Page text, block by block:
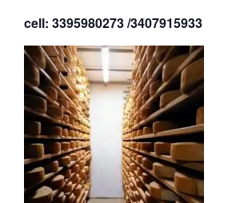
cell: 3395980273 /3407915933